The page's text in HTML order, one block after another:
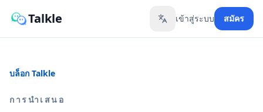
Talkle Toggle language
เข้าสู่ระบบ สมัคร
บล็อก Talkle
การนำเสนอ